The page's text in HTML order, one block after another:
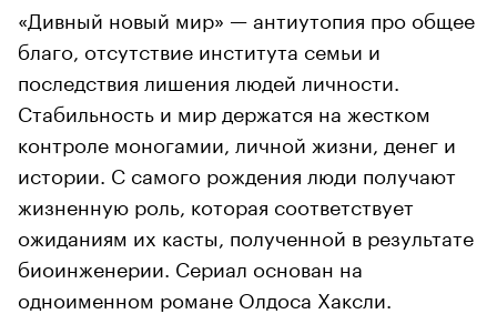
«Дивный новый мир» — антиутопия про общее
благо, отсутствие института семьи и
последствия лишения людей личности.
Стабильность и мир держатся на жестком
контроле моногамии, личной жизни, денег и
истории. С самого рождения люди получают
жизненную роль, которая соответствует
ожиданиям их касты, полученной в результате
биоинженерии. Сериал основан на
одноименном романе Олдоса Хаксли.